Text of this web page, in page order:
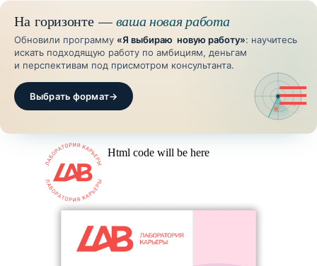
На горизонте —ваша новая работа
Обновили программу «Я выбираю новую работу»: научитесь
искать подходящую работу по амбициям, деньгам
и перспективам под присмотром консультанта.
Выбрать формат→
Html code will be here